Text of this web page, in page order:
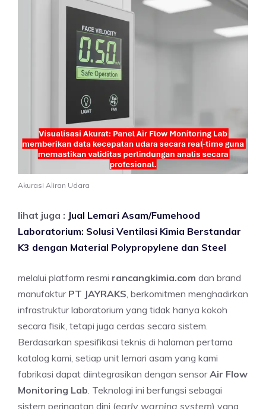
Akurasi Aliran Udara
lihat juga : Jual Lemari Asam/Fumehood
Laboratorium: Solusi Ventilasi Kimia Berstandar
K3 dengan Material Polypropylene dan Steel
melalui platform resmi rancangkimia.com dan brand
manufaktur PT JAYRAKS , berkomitmen menghadirkan
infrastruktur laboratorium yang tidak hanya kokoh
secara fisik, tetapi juga cerdas secara sistem.
Berdasarkan spesifikasi teknis di halaman pertama
katalog kami, setiap unit lemari asam yang kami
fabrikasi dapat diintegrasikan dengan sensorAir Flow
Monitoring Lab . Teknologi ini berfungsi sebagai
sistem peringatan dini (early warning system) yang